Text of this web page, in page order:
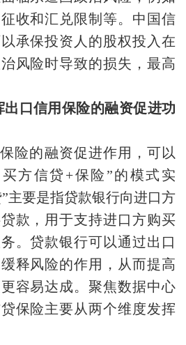
收和汇兑限制等。中国信
承保投资人的股权投入在
风险时导致的损失，最高
出口信用保险的融资促进功
险的融资促进作用，可以
方信贷+保险”的模式实
主要是指贷款银行向进口方
款，用于支持进口方购买
。贷款银行可以通过出口
释风险的作用，从而提高
容易达成。聚焦数据中心
保险主要从两个维度发挥